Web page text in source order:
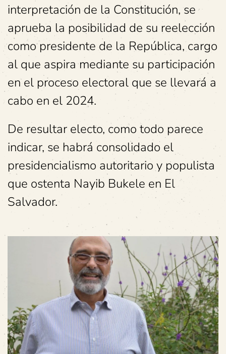
interpretación de la Constitución, se
aprueba la posibilidad de su reelección
como presidente de la República, cargo
al que aspira mediante su participación
en el proceso electoral que se llevará a
cabo en el 2024.
De resultar electo, como todo parece
indicar, se habrá consolidado el
presidencialismo autoritario y populista
que ostenta Nayib Bukele en El
Salvador.